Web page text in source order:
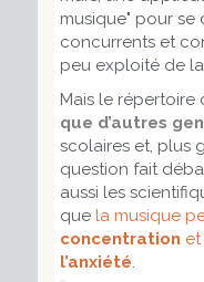
musique" pour se
concurrents et
peu exploité de
Mais le répertoire
que d’autres
scolaires et, plus
question fait
aussi les
que la musique
concentration
l’anxiété.